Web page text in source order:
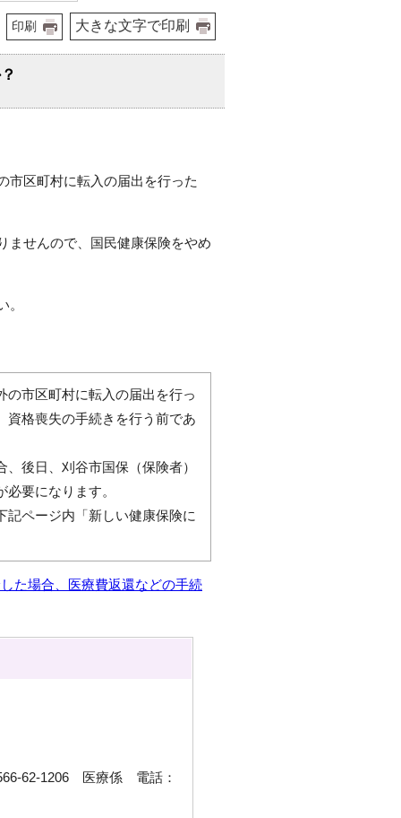
印刷 大きな文字で印刷
市区町村に転入の届出を行った
ませんので、国民健康保険をやめ
の市区町村に転入の届出を行っ
資格喪失の手続きを行う前であ
後日、刈谷市国保（保険者）
要になります。
記ページ内「新しい健康保険に
た場合、医療費返還などの手続
62-1206 医療係 電話：